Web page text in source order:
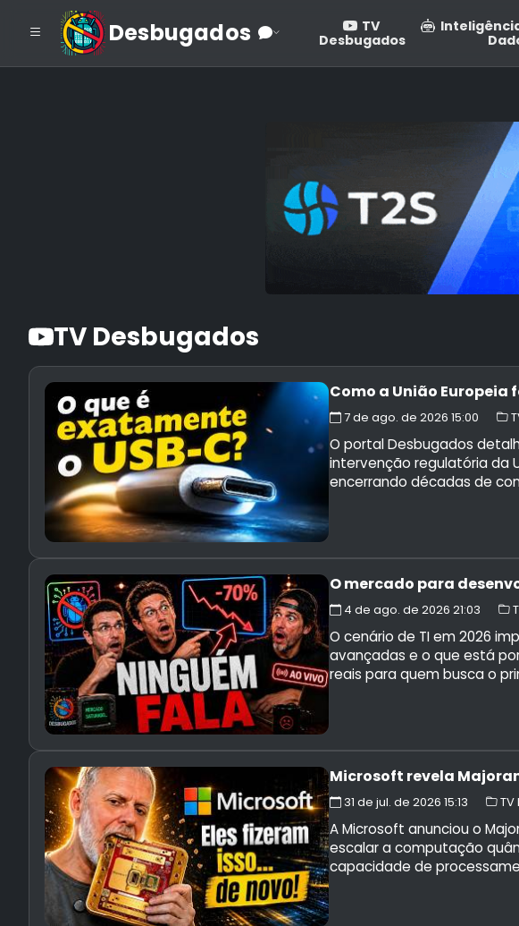
Desbugados
TV
Desbugados
TV Desbugados
Como a União Europeia
7 de ago. de 2026 15:00
O portal Desbugados
intervenção regulatória da
encerrando décadas de
O mercado para
4 de ago. de 2026 21:03
O cenário de TI em 2026
avançadas e o que está
reais para quem busca o
Microsoft revela
31 de jul. de 2026 15:13
A Microsoft anunciou o
escalar a computação
capacidade de